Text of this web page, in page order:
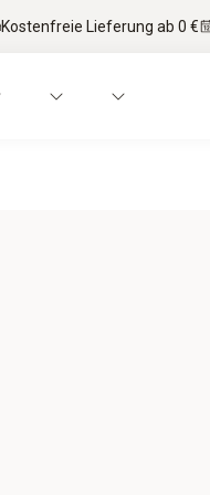
Kostenfreie Lieferung ab 0 €